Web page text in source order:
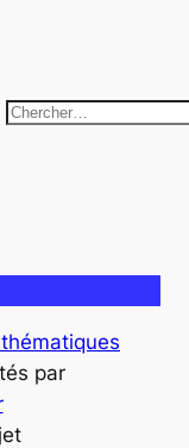
R
r
c
h
par